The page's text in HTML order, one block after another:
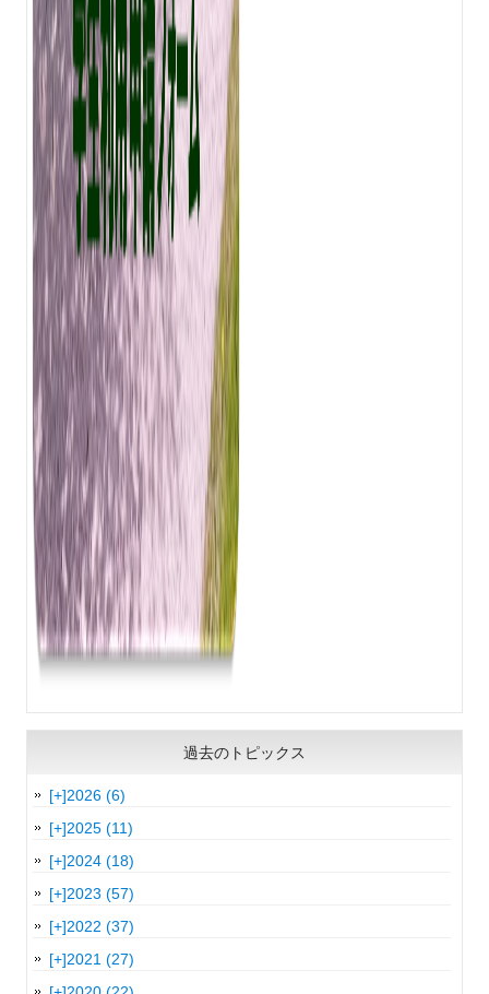
過去のトピックス
[+]2026 (6)
[+]2025 (11)
[+]2024 (18)
[+]2023 (57)
[+]2022 (37)
[+]2021 (27)